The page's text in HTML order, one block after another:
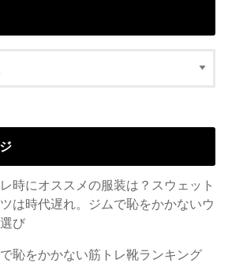
時にオススメの服装は？スウェット
は時代遅れ。ジムで恥をかかないウ
び
恥をかかない筋トレ靴ランキング